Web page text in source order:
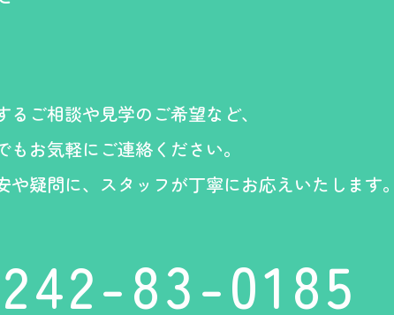
るご相談や見学のご希望など、
もお気軽にご連絡ください。
や疑問に、スタッフが丁寧にお応えいたします
83-0185